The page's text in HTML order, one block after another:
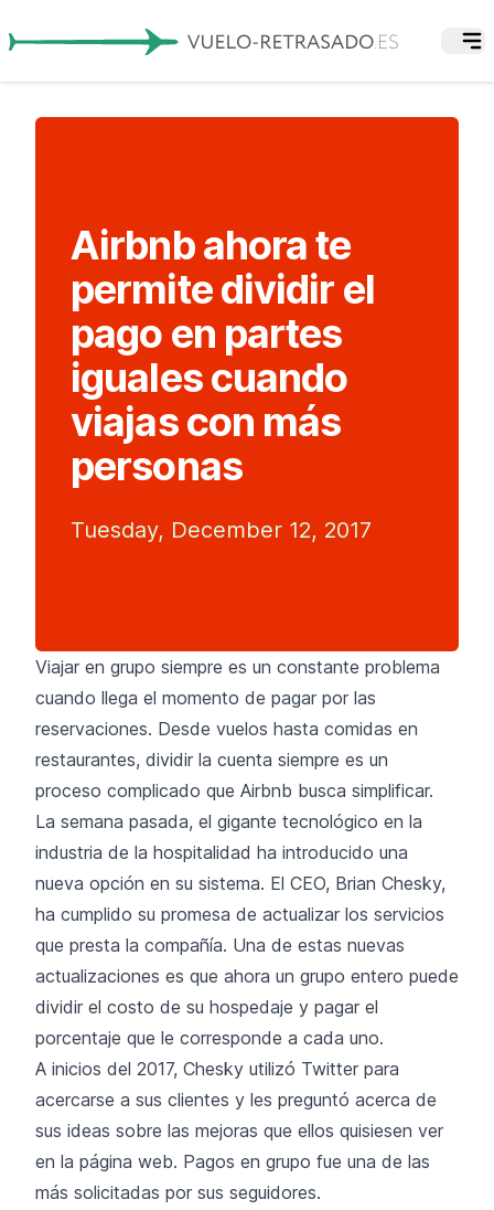
Airbnb ahora te
permite dividir el
pago en partes
iguales cuando
viajas con más
personas
Tuesday, December 12, 2017
Viajar en grupo siempre es un constante problema
cuando llega el momento de pagar por las
reservaciones. Desde vuelos hasta comidas en
restaurantes, dividir la cuenta siempre es un
proceso complicado que Airbnb busca simplificar.
La semana pasada, el gigante tecnológico en la
industria de la hospitalidad ha introducido una
nueva opción en su sistema. El CEO, Brian Chesky,
ha cumplido su promesa de actualizar los servicios
que presta la compañía. Una de estas nuevas
actualizaciones es que ahora un grupo entero puede
dividir el costo de su hospedaje y pagar el
porcentaje que le corresponde a cada uno.
A inicios del 2017, Chesky utilizó Twitter para
acercarse a sus clientes y les preguntó acerca de
sus ideas sobre las mejoras que ellos quisiesen ver
en la página web. Pagos en grupo fue una de las
más solicitadas por sus seguidores.